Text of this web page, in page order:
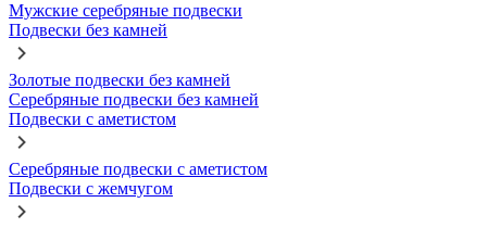
Мужские серебряные подвески
Подвески без камней
Золотые подвески без камней
Серебряные подвески без камней
Подвески с аметистом
Серебряные подвески с аметистом
Подвески с жемчугом